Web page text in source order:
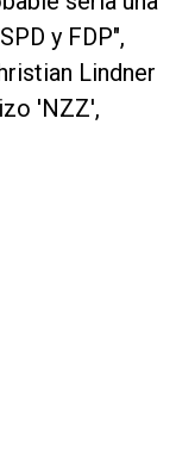
y FDP",
Lindner
'NZZ',